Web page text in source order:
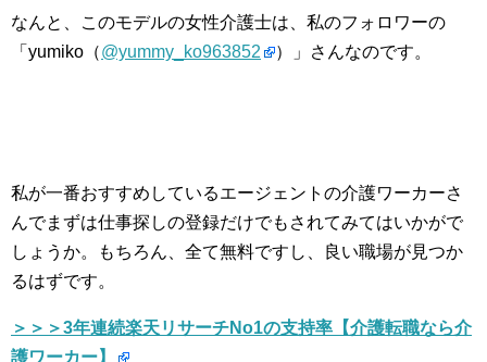
なんと、このモデルの女性介護士は、私のフォロワーの
「yumiko（@yummy_ko963852 ） 」さんなのです。
私が一番おすすめしているエージェントの介護ワーカーさ
んでまずは仕事探しの登録だけでもされてみてはいかがで
しょうか。もちろん、全て無料ですし、良い職場が見つか
るはずです。
＞＞＞3年連続楽天リサーチNo1の支持率【介護転職なら介
護ワーカー】